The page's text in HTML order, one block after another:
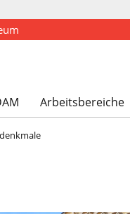
Arbeitsbereiche